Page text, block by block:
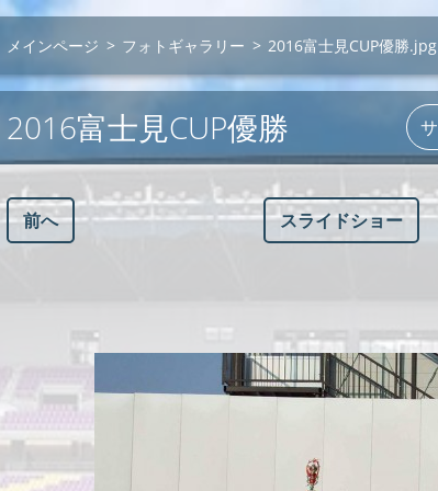
メインページ > フォトギャラリー > 2016富士見CUP優勝.jpg
2016富士見CUP優勝
前へ スライドショー